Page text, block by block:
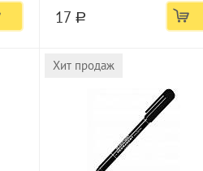
17 a
Хит продаж